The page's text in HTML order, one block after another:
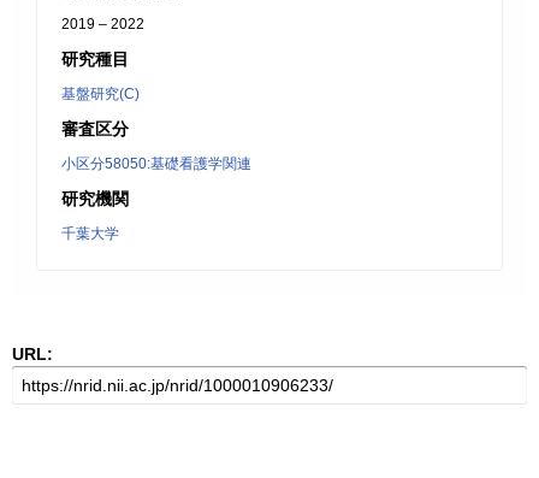
2019 – 2022
研究種目
基盤研究(C)
審査区分
小区分58050:基礎看護学関連
研究機関
千葉大学
URL: